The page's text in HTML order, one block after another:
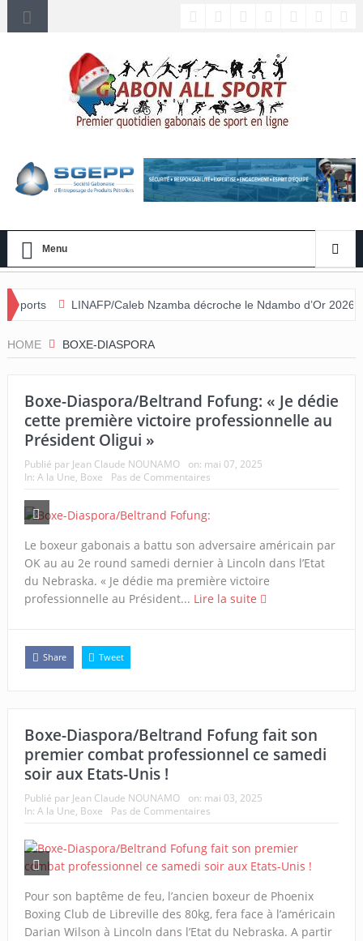
Menu
Caleb Nzamba décroche le Ndambo d’Or 2026 et Alain
HOME BOXE-DIASPORA
Boxe-Diaspora/Beltrand Fofung: « Je dédie
cette première victoire professionnelle au
Président Oligui »
Publié par Jean Claude NOUNAMO on: mai 07, 2025
In: A la Une, Boxe Pas de Commentaires
Le boxeur gabonais a battu son adversaire américain par
OK au au 2e round samedi dernier à Lincoln dans l’Etat
du Nebraska. « Je dédie ma première victoire
professionnelle au Président... Lire la suite
Share Tweet
Boxe-Diaspora/Beltrand Fofung fait son
premier combat professionnel ce samedi
soir aux Etats-Unis !
Publié par Jean Claude NOUNAMO on: mai 03, 2025
In: A la Une, Boxe Pas de Commentaires
Pour son baptême de feu, l’ancien boxeur de Phoenix
Boxing Club de Libreville des 80kg, fera face à l’américain
Darian Wilson à Lincoln dans l’Etat du Nebraska. A partir